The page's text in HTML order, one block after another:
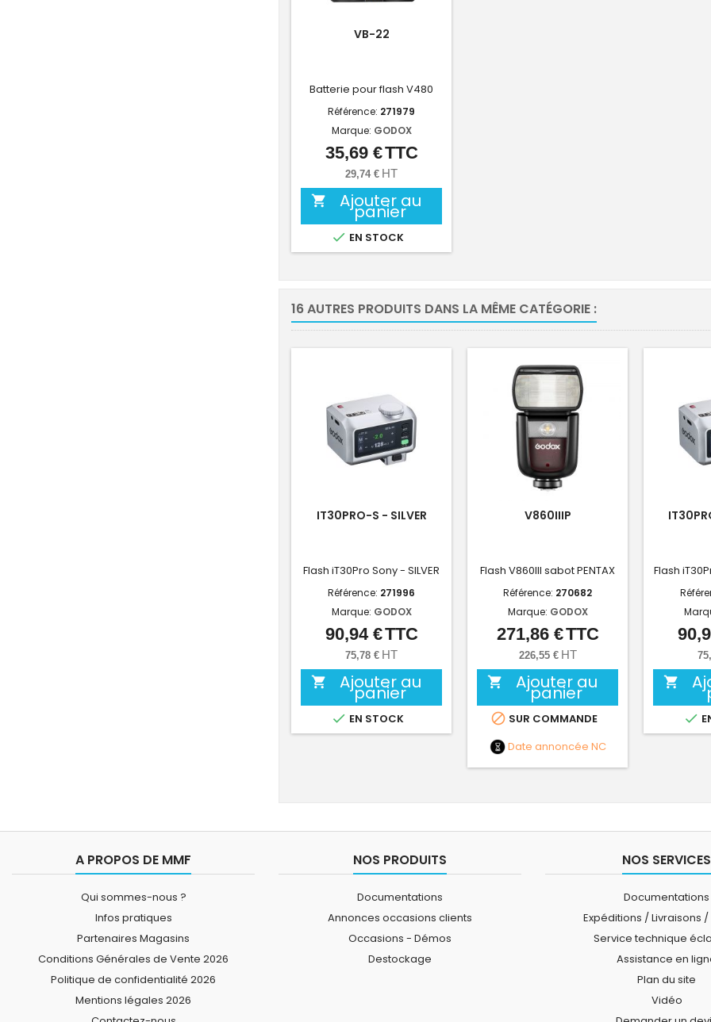
VB-22
Batterie pour flash V480
Référence: 271979
Marque: GODOX
Prix
35,69 €TTC
29,74 € HT
 Ajouter au
panier
 EN STOCK
16 AUTRES PRODUITS DANS LA MÊME CATÉGORIE :
IT30PRO-S - SILVER
Flash iT30Pro Sony - SILVER
Référence: 271996
Marque: GODOX
Prix
90,94 €TTC
75,78 € HT
 Ajouter au
panier
 EN STOCK
V860IIIP
Flash V860III sabot PENTAX
Référence: 270682
Marque: GODOX
Prix
271,86 €TTC
226,55 € HT
 Ajouter au
panier
 SUR COMMANDE
Date annoncée NC
Flash


A PROPOS DE MMF
Qui sommes-nous ?
Infos pratiques
Partenaires Magasins
Conditions Générales de Vente 2026
Politique de confidentialité 2026
Mentions légales 2026
NOS PRODUITS
Documentations
Annonces occasions clients
Occasions - Démos
Destockage
NOS SERVICES
Documentations
Expéditions / Livraisons
Service technique
Assistance en
Plan du site
Vidéo